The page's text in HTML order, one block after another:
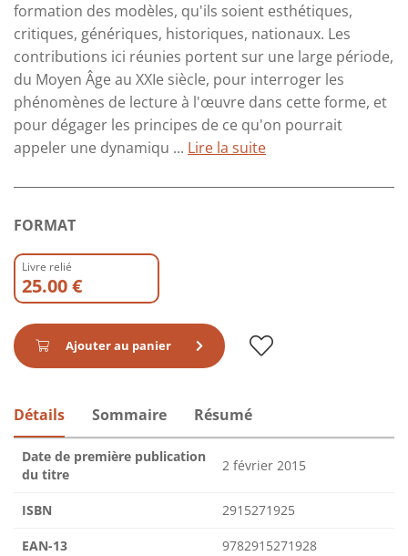
formation des modèles, qu'ils soient esthétiques,
critiques, génériques, historiques, nationaux. Les
contributions ici réunies portent sur une large période,
du Moyen Âge au XXIe siècle, pour interroger les
phénomènes de lecture à l'œuvre dans cette forme, et
pour dégager les principes de ce qu'on pourrait
appeler une dynamiqu ... Lire la suite
FORMAT
Livre relié
25.00 €
Ajouter au panier
Détails Sommaire Résumé
Date de première publication
du titre
2 février 2015
ISBN 2915271925
EAN-13 9782915271928